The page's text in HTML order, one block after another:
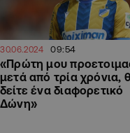
30.06.2024 09:54
«Πρώτη μου
μετά από τρία χρόνια,
δείτε ένα διαφορετικό
Δώνη»